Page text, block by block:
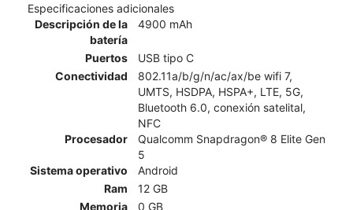
Especificaciones adicionales
Descripción de la
batería
4900 mAh
Puertos
USB tipo C
Conectividad
802.11a/b/g/n/ac/ax/be wifi 7,
UMTS, HSDPA, HSPA+, LTE, 5G,
Bluetooth 6.0, conexión satelital,
NFC
Procesador
Qualcomm Snapdragon® 8 Elite Gen
5
Sistema operativo
Android
Ram
12 GB
Memoria
0 GB